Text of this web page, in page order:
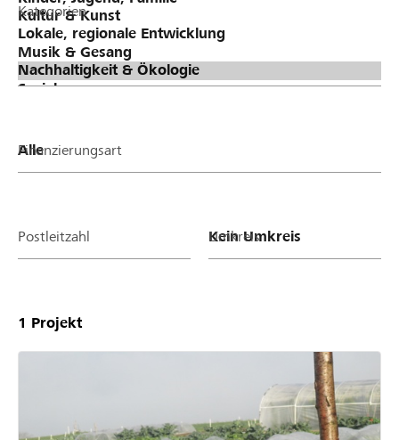
Kategorien
Finanzierungsart
Postleitzahl Umkreis
1 Projekt